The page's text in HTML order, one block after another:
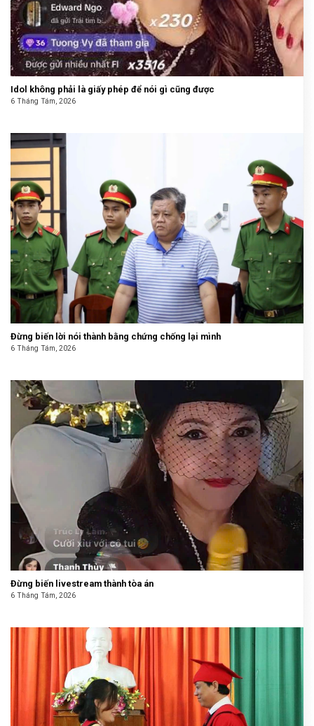
Idol không phải là giấy phép để nói gì cũng được
6 Tháng Tám, 2026
Đừng biến lời nói thành bằng chứng chống lại mình
6 Tháng Tám, 2026
Đừng biến livestream thành tòa án
6 Tháng Tám, 2026